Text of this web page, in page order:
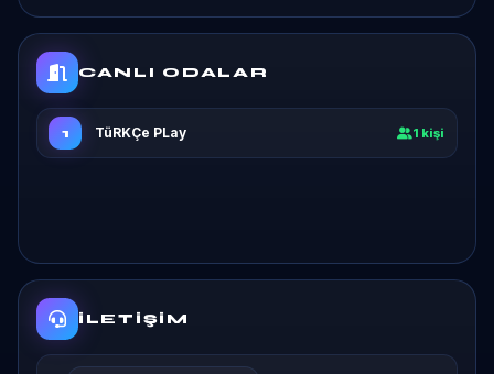
CANLI ODALAR
1 TüRKÇe PLay 1 kişi
İLETIŞIM